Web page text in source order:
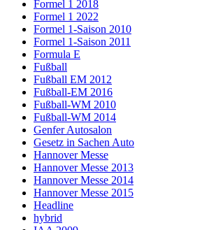
Formel 1 2018
Formel 1 2022
Formel 1-Saison 2010
Formel 1-Saison 2011
Formula E
Fußball
Fußball EM 2012
Fußball-EM 2016
Fußball-WM 2010
Fußball-WM 2014
Genfer Autosalon
Gesetz in Sachen Auto
Hannover Messe
Hannover Messe 2013
Hannover Messe 2014
Hannover Messe 2015
Headline
hybrid